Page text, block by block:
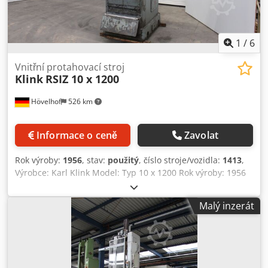
1 / 6
Hövelhof 526 km
Vnitřní protahovací stroj
Klink RSIZ 10 x 1200
Informace o ceně Zavolat
Rok výroby: 1956, stav: použitý, číslo stroje/vozidla: 1413,
Výrobce: Karl Klink Model: Typ 10 x 1200 Rok výroby: 1956
Hmotnost: 3450 KG Masch. Č .: 1413 Obecné informace /
technické údaje: Použitý vertikální hydraulický vnitřní
protahovací stroj s až 3 pokoji v provozním stavu Tažná
síla: 13000 KG (maximální) délka: 1200 mm Sada pokojů: 3
kus Vzdálenost mezi vesmírnými agenturami: 100 mm
Průměr záznamu tažné hlavy: Ø 85 mm Šířka průchodu
mezi válci: Max. 390 mm Řezná rychlost: hydraulicky
Malý inzerát